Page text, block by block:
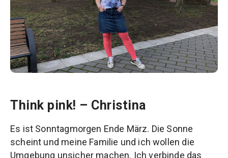
Think pink! – Christina
Es ist Sonntagmorgen Ende März. Die Sonne
scheint und meine Familie und ich wollen die
Umgebung unsicher machen. Ich verbinde das